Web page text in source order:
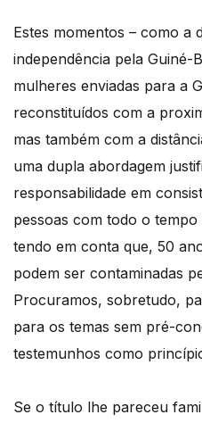
Estes momentos – como a
independência pela Guiné-
mulheres enviadas para a
reconstituídos com a
mas também com a
uma dupla abordagem
responsabilidade em
pessoas com todo o
tendo em conta que, 50
podem ser contaminadas
Procuramos, sobretudo,
para os temas sem pré-
testemunhos como
Se o título lhe pareceu